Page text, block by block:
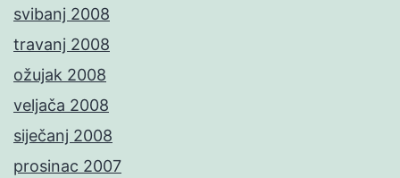
svibanj 2008
travanj 2008
ožujak 2008
veljača 2008
siječanj 2008
prosinac 2007